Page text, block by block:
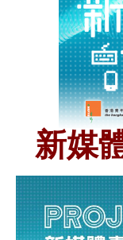
新媒